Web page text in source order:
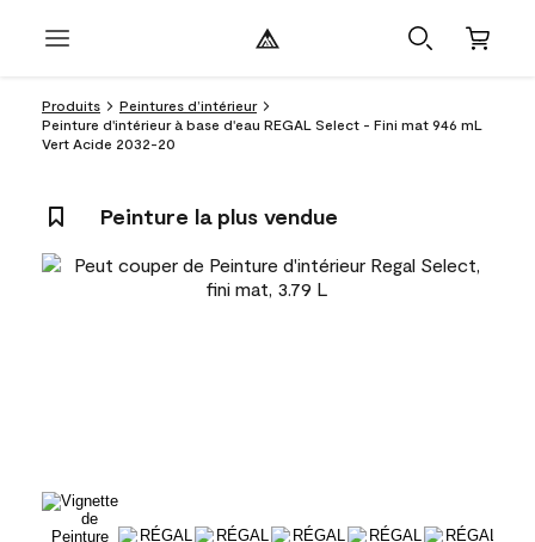
Produits
Peintures d’intérieur
Peinture d'intérieur à base d'eau REGAL Select - Fini mat 946 mL
Vert Acide 2032-20
Peinture la plus vendue